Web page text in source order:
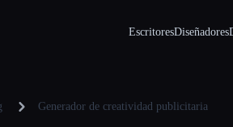
EscritoresDiseñadores
Generador de creatividad publicitaria